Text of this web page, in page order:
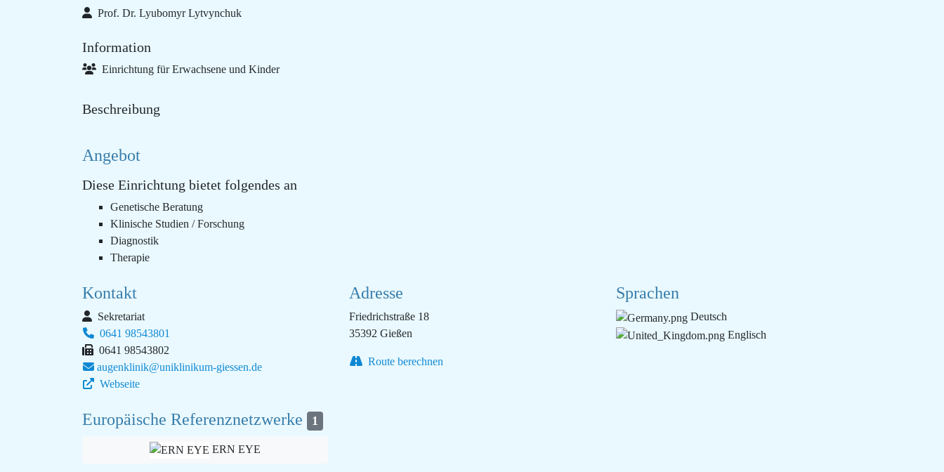
Prof. Dr. Lyubomyr Lytvynchuk
Information
Einrichtung für Erwachsene und Kinder
Beschreibung
Angebot
Diese Einrichtung bietet folgendes an
Genetische Beratung
Klinische Studien / Forschung
Diagnostik
Therapie
Kontakt
Sekretariat
0641 98543801
0641 98543802
augenklinik@uniklinikum-giessen.de
Webseite
Adresse
Friedrichstraße 18
35392 Gießen
Route berechnen
Sprachen
Deutsch
Englisch
Europäische Referenznetzwerke 1
ERN EYE